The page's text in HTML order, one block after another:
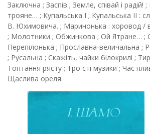
Заключна ; Заспів ; Земле, співай і радій!
трояне… ; Купальська І ; Купальська ІІ :
В. Юхимовича. ; Маринонька : хоровод /
; Молотники ; Обжинкова ; Ой Ятране… ;
Перепілонька ; Прославна-величальна ;
; Русальна ; Скажіть, чайки білокрилі ;
Топтання рясту ; Троїсті музики ; Час
Щаслива ореля.